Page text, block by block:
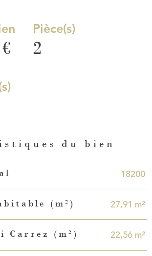
Pièce(s)
2
du bien
18200
(m²) 27,91 m²
Carrez (m²) 22,56 m²